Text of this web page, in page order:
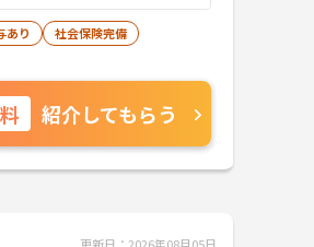
あり
社会保険完備
紹介してもらう